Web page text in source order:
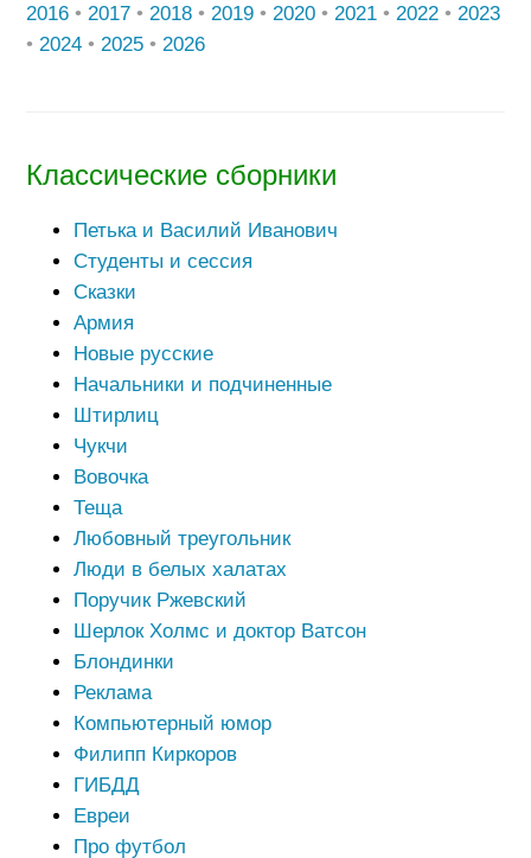
2016 • 2017 • 2018 • 2019 • 2020 • 2021 • 2022 • 2023
• 2024 • 2025 • 2026
Классические сборники
Петька и Василий Иванович
Студенты и сессия
Сказки
Армия
Новые русские
Начальники и подчиненные
Штирлиц
Чукчи
Вовочка
Теща
Любовный треугольник
Люди в белых халатах
Поручик Ржевский
Шерлок Холмс и доктор Ватсон
Блондинки
Реклама
Компьютерный юмор
Филипп Киркоров
ГИБДД
Евреи
Про футбол